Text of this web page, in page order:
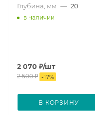
Глубина, мм — 20
в наличии
2 070 ₽/шт
2 500₽ -17%
В КОРЗИНУ